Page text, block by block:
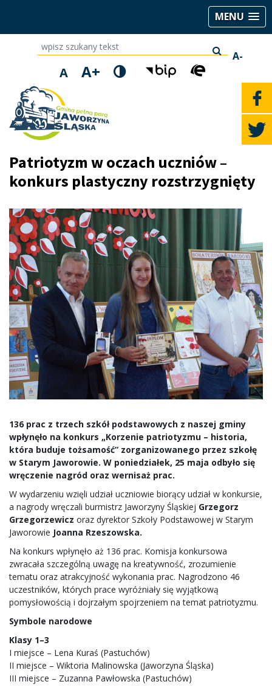
MENU
wpisz szukany tekst
A-
A A+
Patriotyzm w oczach uczniów –
konkurs plastyczny rozstrzygnięty
136 prac z trzech szkół podstawowych z naszej gminy
wpłynęło na konkurs „Korzenie patriotyzmu – historia,
która buduje tożsamość” zorganizowanego przez szkołę
w Starym Jaworowie. W poniedziałek, 25 maja odbyło się
wręczenie nagród oraz wernisaż prac.
W wydarzeniu wzięli udział uczniowie biorący udział w konkursie,
a nagrody wręczali burmistrz Jaworzyny Śląskiej Grzegorz
Grzegorzewicz oraz dyrektor Szkoły Podstawowej w Starym
Jaworowie Joanna Rzeszowska.
Na konkurs wpłynęło aż 136 prac. Komisja konkursowa
zwracała szczególną uwagę na kreatywność, zrozumienie
tematu oraz atrakcyjność wykonania prac. Nagrodzono 46
uczestników, których prace wyróżniały się wyjątkową
pomysłowością i dojrzałym spojrzeniem na temat patriotyzmu.
Symbole narodowe
Klasy 1–3
I miejsce – Lena Kuraś (Pastuchów)
II miejsce – Wiktoria Malinowska (Jaworzyna Śląska)
III miejsce – Zuzanna Pawłowska (Pastuchów)